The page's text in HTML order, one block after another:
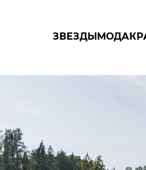
ЗВЕЗДЫМОДА